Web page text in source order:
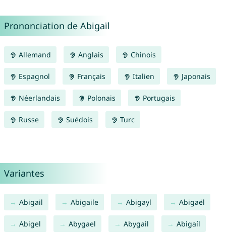
Prononciation de Abigaïl
Allemand Anglais Chinois
Espagnol Français Italien Japonais
Néerlandais Polonais Portugais
Russe Suédois Turc
Variantes
Abigail Abigaile Abigayl Abigaël
Abigel Abygael Abygail Abigaíl